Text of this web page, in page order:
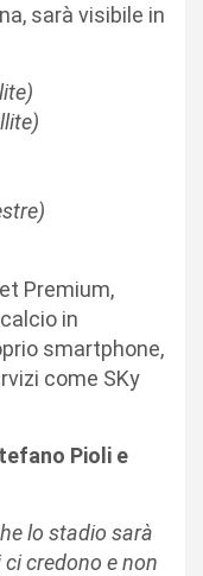
sarà visibile in
Premium,
in
smartphone,
come SKy
Pioli e
lo stadio sarà
credono e non